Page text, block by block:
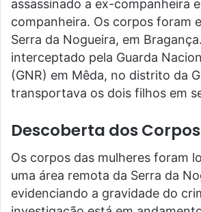
assassinado a ex-companheira
companheira. Os corpos foram
Serra da Nogueira, em
interceptado pela Guarda
(GNR) em Mêda, no distrito da
transportava os dois filhos em
Descoberta dos Corpos
Os corpos das mulheres foram
uma área remota da Serra da
evidenciando a gravidade do